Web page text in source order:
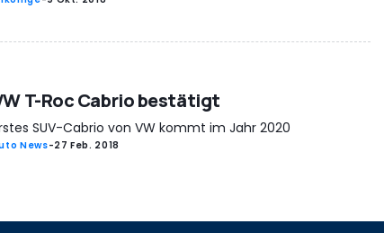
T-Roc Cabrio bestätigt
SUV-Cabrio von VW kommt im Jahr 2020
News-27 Feb. 2018